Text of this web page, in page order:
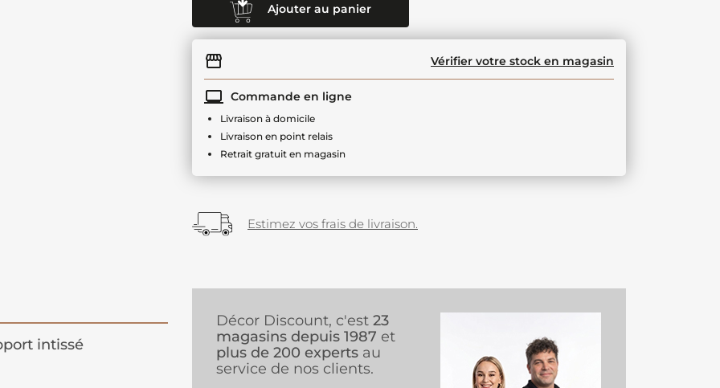
Ajouter au panier
Vérifier votre stock en magasin
Commande en ligne
Livraison à domicile
Livraison en point relais
Retrait gratuit en magasin
Estimez vos frais de livraison.
intissé
Décor Discount, c'est 23
magasins depuis 1987 et
plus de 200 experts au
service de nos clients.